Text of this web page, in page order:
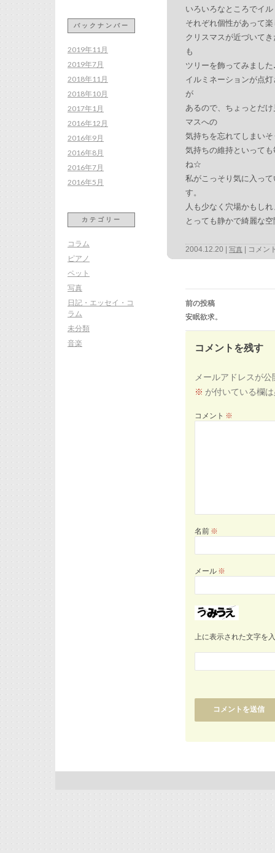
いろいろなところでイ
それぞれ個性があって
クリスマスが近づいて
も
ツリーを飾ってみました
イルミネーションが点
が
あるので、ちょっとだ
マスへの
気持ちを忘れてしまい
気持ちの維持といって
ね☆
私がこっそり気に入っ
す。
人も少なく穴場かもし
とっても静かで綺麗な
2004.12.20 写真 コメン
投
稿
ナ
ビ
ゲ
シ
前の投稿
安眠欲求。
コメントを残す
メールアドレスが
※ が付いている欄
コメント ※
名前 ※
メール ※
上に表示された文字を
バックナンバー
2019年11月
2019年7月
2018年11月
2018年10月
2017年1月
2016年12月
2016年9月
2016年8月
2016年7月
2016年5月
カテゴリー
コラム
ピアノ
ペット
写真
日記・エッセイ・コ
ラム
未分類
音楽